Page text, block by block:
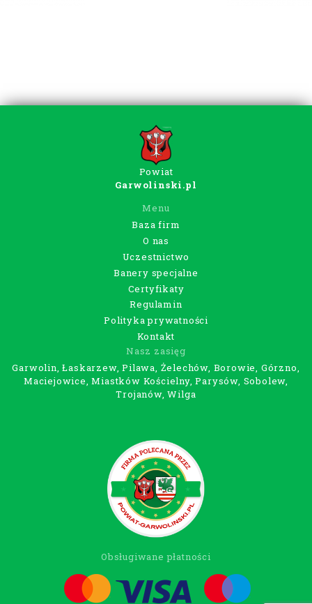
Powiat
Garwolinski.pl
Menu
Baza firm
O nas
Uczestnictwo
Banery specjalne
Certyfikaty
Regulamin
Polityka prywatności
Kontakt
Nasz zasięg
Garwolin, Łaskarzew, Pilawa, Żelechów, Borowie, Górzno,
Maciejowice, Miastków Kościelny, Parysów, Sobolew,
Trojanów, Wilga
Obsługiwane płatności